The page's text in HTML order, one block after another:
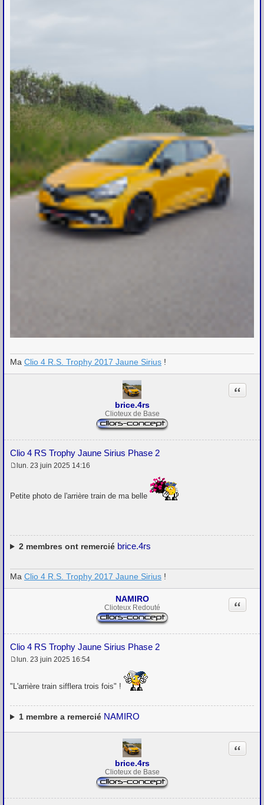
Ma Clio 4 R.S. Trophy 2017 Jaune Sirius !
brice.4rs
Clioteux de Base
Clio 4 RS Trophy Jaune Sirius Phase 2
Citation
s
lun. 23 juin 2025 14:16
Petite photo de l'arrière train de ma belle
2membres ont remercié brice.4rs
Ma Clio 4 R.S. Trophy 2017 Jaune Sirius !
NAMIRO
Clioteux Redouté
Clio 4 RS Trophy Jaune Sirius Phase 2
Citation
s
s
g
e
lun. 23 juin 2025 16:54
"L'arrière train sifflera trois fois" !
1membre a remercié NAMIRO
brice.4rs
Clioteux de Base
Citation